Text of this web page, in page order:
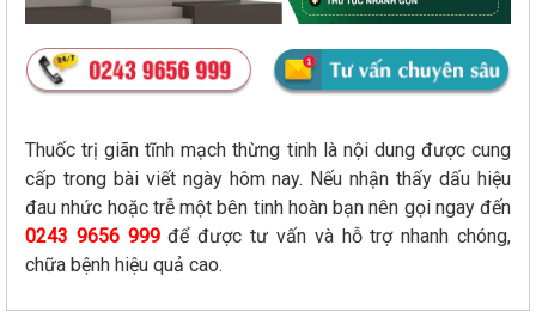
Thuốc trị giãn tĩnh mạch thừng tinh là nội dung được cung
cấp trong bài viết ngày hôm nay. Nếu nhận thấy dấu hiệu
đau nhức hoặc trễ một bên tinh hoàn bạn nên gọi ngay đến
0243 9656 999để được tư vấn và hỗ trợ nhanh chóng,
chữa bệnh hiệu quả cao.